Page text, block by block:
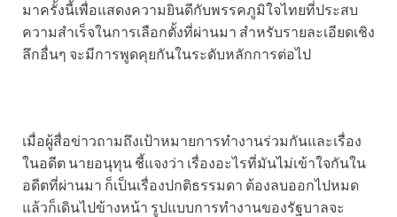
มาครั้งนี้เพื่อแสดงความยินดีกับพรรคภูมิใจไทยที่ประสบ
ความสำเร็จในการเลือกตั้งที่ผ่านมา สำหรับรายละเอียดเชิง
ลึกอื่นๆ จะมีการพูดคุยกันในระดับหลักการต่อไป
เมื่อผู้สื่อข่าวถามถึงเป้าหมายการทำงานร่วมกันและเรื่อง
ในอดีต นายอนุทุน ชี้แจงว่า เรื่องอะไรที่มันไม่เข้าใจกันใน
อดีตที่ผ่านมา ก็เป็นเรื่องปกติธรรมดา ต้องลบออกไปหมด
แล้วก็เดินไปข้างหน้า รูปแบบการทำงานของรัฐบาลจะ